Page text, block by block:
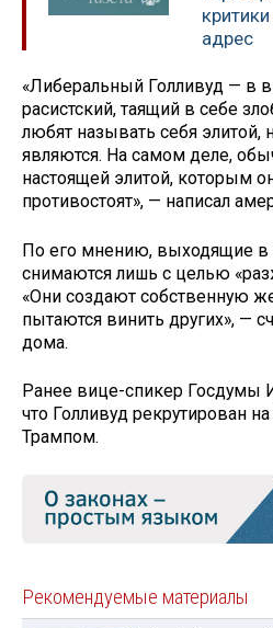
адрес
«Либеральный Голливуд — в
расистский, таящий в себе
любят называть себя элитой,
являются. На самом деле,
настоящей элитой, которым
противостоят», — написал
По его мнению, выходящие в
снимаются лишь с целью
«Они создают собственную
пытаются винить других», —
дома.
Ранее вице-спикер Госдумы
что Голливуд рекрутирован
Трампом.
Рекомендуемые материалы